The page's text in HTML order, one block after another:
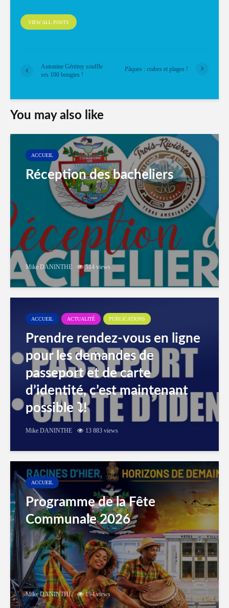
VIEW ALL POSTS
Antonine Gérémy souffle
ses 100 bougies !
Pâques : crabes et plages !
You may also like
ACCUEIL
Réception des bacheliers
Mike DANINTHE 514 views
ACCUEIL ACTUALITÉ PUBLICATIONS
Prendre rendez-vous en ligne
pour les demandes de
passeport et de carte
d’identité, c’est maintenant
possible ⤵️!
Mike DANINTHE 13 883 views
ACCUEIL
Programme de la Fête
Communale 2026
Mike DANINTHE 194 views